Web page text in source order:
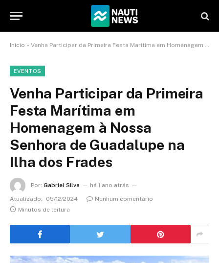
Início » Venha Participar da Primeira Festa Marítima em Homenagem à Nossa Senhora de Guadalupe na Ilha dos Frades
EVENTOS
Venha Participar da Primeira
Festa Marítima em
Homenagem à Nossa
Senhora de Guadalupe na
Ilha dos Frades
Por: Gabriel Silva
há 1 ano atrás
Atualizado:
05/12/2024
Nenhum comentário
Minutos de leitura